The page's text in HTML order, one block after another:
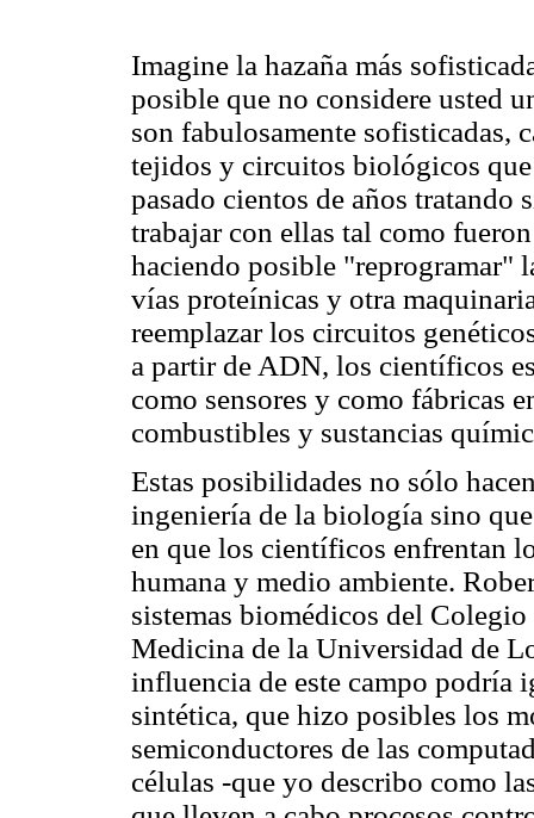
Imagine la hazaña más
posible que no considere usted
son fabulosamente sofisticadas,
tejidos y circuitos biológicos
pasado cientos de años tratando
trabajar con ellas tal como
haciendo posible "reprogramar"
vías proteínicas y otra
reemplazar los circuitos
a partir de ADN, los científicos
como sensores y como fábricas
combustibles y sustancias
Estas posibilidades no sólo
ingeniería de la biología sino
en que los científicos enfrentan
humana y medio ambiente.
sistemas biomédicos del
Medicina de la Universidad de
influencia de este campo podría
sintética, que hizo posibles los
semiconductores de las
células -que yo describo como